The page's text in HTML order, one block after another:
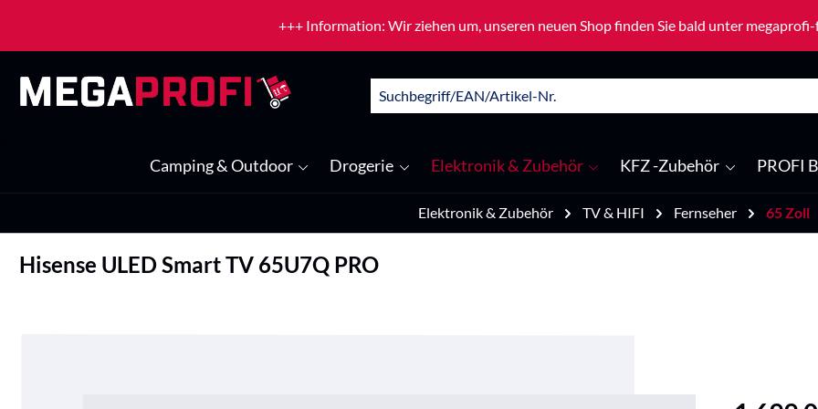
+++ Information: Wir ziehen um, unseren neuen Shop finden Sie bald unter
Camping & Outdoor Drogerie Elektronik & Zubehör KFZ -Zubehör PROFI
Elektronik & Zubehör TV & HIFI Fernseher 65 Zoll
Hisense ULED Smart TV 65U7Q PRO
Regulärer